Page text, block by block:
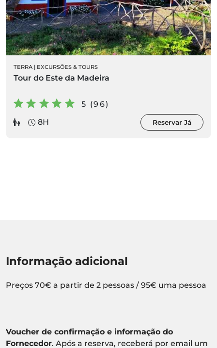
TERRA | EXCURSÕES & TOURS
Tour do Este da Madeira
5 (96)
8H
Reservar Já
Informação adicional
Preços 70€ a partir de 2 pessoas / 95€ uma pessoa
Voucher de confirmação e informação do
Fornecedor. Após a reserva, receberá por email um